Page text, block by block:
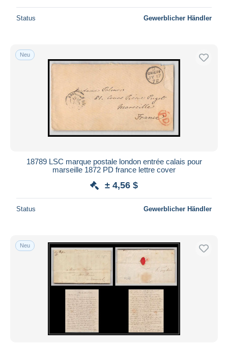
Status Gewerblicher Händler
Neu
18789 LSC marque postale london entrée calais pour
marseille 1872 PD france lettre cover
± 4,56 $
Status Gewerblicher Händler
Neu